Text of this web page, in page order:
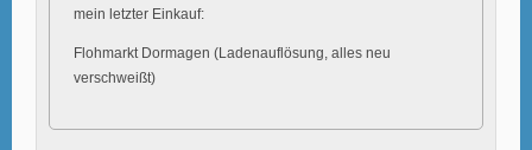
mein letzter Einkauf:
Flohmarkt Dormagen (Ladenauflösung, alles neu
verschweißt)